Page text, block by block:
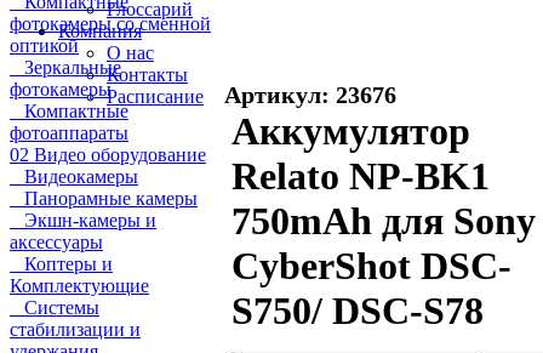
Глоссарий
Компания
О нас
Контакты
Расписание
фотокамеры со сменной
оптикой
Зеркальные
фотокамеры
Компактные
фотоаппараты
02 Видео оборудование
Видеокамеры
Панорамные камеры
Экшн-камеры и
аксессуары
Коптеры и
Комплектующие
Системы
стабилизации и
Артикул: 23676
Аккумулятор
Relato NP-BK1
750mAh для Sony
CyberShot DSC-
S750/ DSC-S78